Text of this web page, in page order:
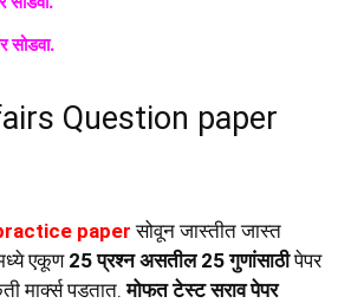
सोडवा.
Question paper
paper सोवून जास्तीत जास्त
एकूण 25 प्रश्न असतील 25 गुणांसाठीपेपर
मार्क्स पडतात.मोफत टेस्ट सराव पेपर